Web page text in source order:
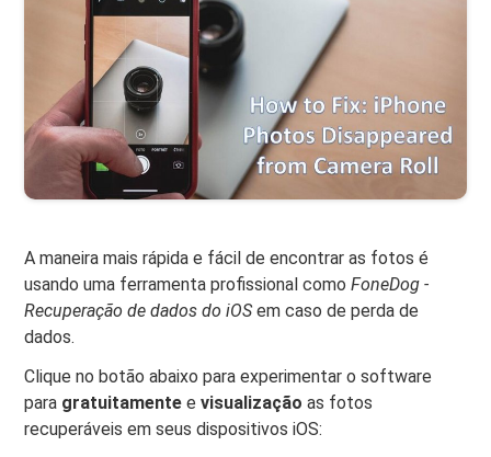
A maneira mais rápida e fácil de encontrar as fotos é
usando uma ferramenta profissional comoFoneDog -
Recuperação de dados do iOSem caso de perda de
dados.
Clique no botão abaixo para experimentar o software
para gratuitamente e visualização as fotos
recuperáveis ​​em seus dispositivos iOS: